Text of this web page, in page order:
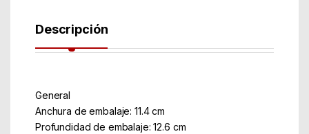
Descripción
General
Anchura de embalaje: 11.4 cm
Profundidad de embalaje: 12.6 cm